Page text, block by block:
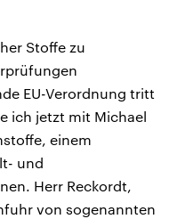
Stoffe zu
EU-Verordnung tritt
ich jetzt mit Michael
einem
und
Herr Reckordt,
von sogenannten